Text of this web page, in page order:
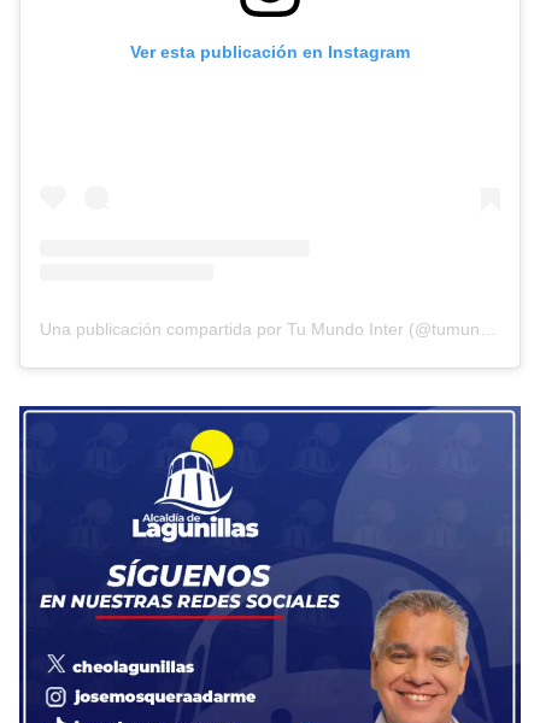
Ver esta publicación en Instagram
Una publicación compartida por Tu Mundo Inter (@tumundointer)